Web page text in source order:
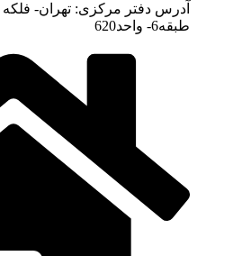
آدرس دفتر مرکزی: تهران-
طبقه6- واحد620